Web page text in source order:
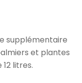
supplémentaire
et plantes
litres.